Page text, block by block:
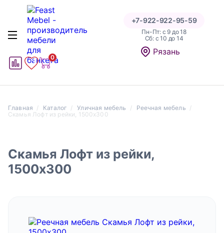
Рязань
+7-922-922-95-59
Пн-Пт: с 9 до 18
Cб: с 10 до 14
1 1
0
Главная Каталог Уличная мебель
Реечная мебель
Скамья Лофт из рейки, 1500х300
Скамья Лофт из рейки,
1500х300
Написать отзыв
Оценка
сбора персональных данных, а также подтверждаю
ознакомление с
текстом политики в отношении обработки